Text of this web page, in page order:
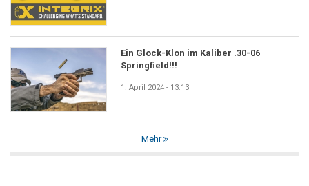
Ein Glock-Klon im Kaliber .30-06
Springfield!!!
1. April 2024 - 13:13
Mehr